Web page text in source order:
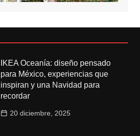
IKEA Oceanía: diseño pensado
para México, experiencias que
inspiran y una Navidad para
recordar
20 diciembre, 2025